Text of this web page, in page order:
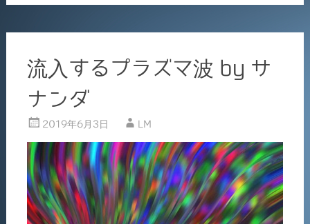
o
o
k
流入するプラズマ波 by サ
ナンダ
2019年6月3日 LM